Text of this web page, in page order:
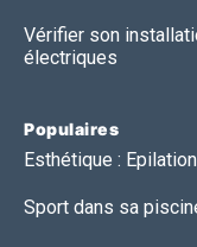
Vérifier son
électriques
Populaires
Esthétique :
Sport dans sa